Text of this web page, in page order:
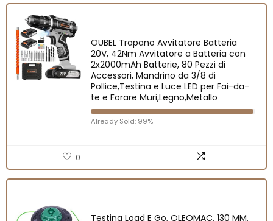
OUBEL Trapano Avvitatore Batteria
20V, 42Nm Avvitatore a Batteria con
2x2000mAh Batterie, 80 Pezzi di
Accessori, Mandrino da 3/8 di
Pollice,Testina e Luce LED per Fai-da-
te e Forare Muri,Legno,Metallo
Already Sold: 99%
0
Testina Load E Go, OLEOMAC, 130 MM,